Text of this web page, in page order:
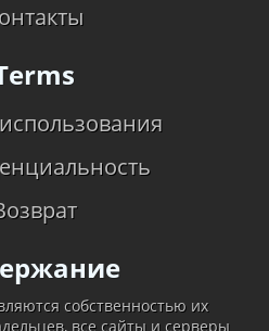
собственностью их
все сайты и серверы